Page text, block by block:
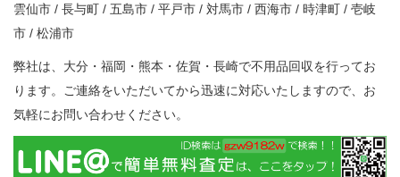
雲仙市 / 長与町 / 五島市 / 平戸市 / 対馬市 / 西海市 / 時津町 / 壱岐
市 / 松浦市
弊社は、大分・福岡・熊本・佐賀・長崎で不用品回収を行ってお
ります。ご連絡をいただいてから迅速に対応いたしますので、お
気軽にお問い合わせください。